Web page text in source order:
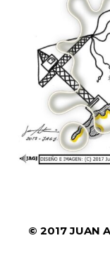
© 2017 JUAN